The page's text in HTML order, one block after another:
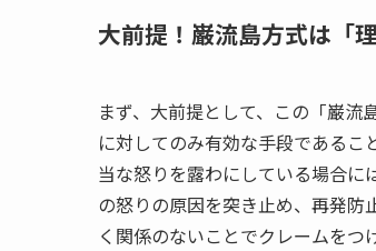
大前提！巌流島方式は「
まず、大前提として、この「巌
に対してのみ有効な手段である
当な怒りを露わにしている場合に
の怒りの原因を突き止め、再発防
く関係のないことでクレームを